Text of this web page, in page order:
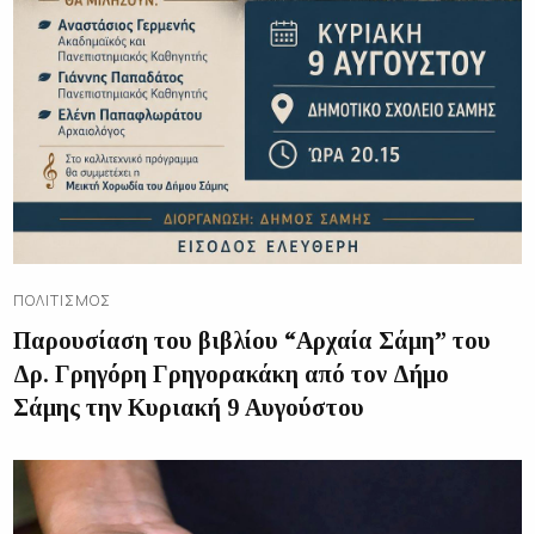
ΠΟΛΙΤΙΣΜΌΣ
Παρουσίαση του βιβλίου “Αρχαία Σάμη” του
Δρ. Γρηγόρη Γρηγορακάκη από τον Δήμο
Σάμης την Κυριακή 9 Αυγούστου